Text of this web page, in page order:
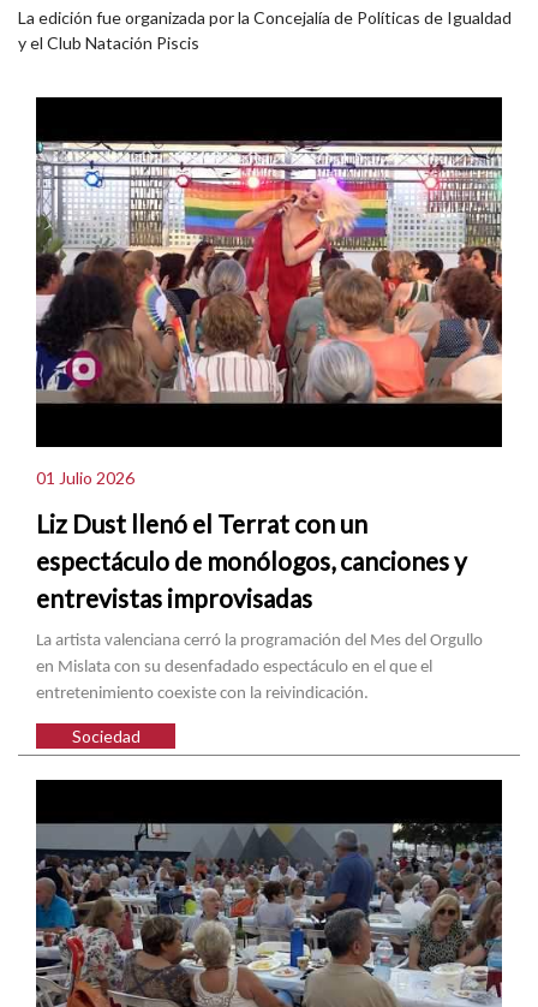
La edición fue organizada por la Concejalía de Políticas de Igualdad
y el Club Natación Piscis
01 Julio 2026
Liz Dust llenó el Terrat con un
espectáculo de monólogos, canciones y
entrevistas improvisadas
La artista valenciana cerró la programación del Mes del Orgullo
en Mislata con su desenfadado espectáculo en el que el
entretenimiento coexiste con la reivindicación.
Sociedad